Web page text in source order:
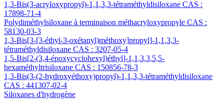
1,3-Bis(3-acryloxypropyl)-1,1,3,3-tétraméthyldisiloxane CAS :
17898-71-4
Polydiméthylsiloxane à terminaison méthacryloxypropyle CAS :
58130-03-3
1,3-Bis[3-[3-éthyl-3-oxétanyl)méthoxy]propyl]-1,1,3,3-
tétraméthyldisiloxane CAS : 3207-05-4
1,5-Bis[2-(3,4-époxycyclohexyl)éthyl]-1,1,3,3,5,5-
hexaméthyltrisiloxane CAS : 150856-78-3
1,3-Bis(3-(2-hydroxyéthoxy)propyl)-1,1,3,3-tétraméthyldisiloxane
CAS : 441307-02-4
Siloxanes d'hydrogène